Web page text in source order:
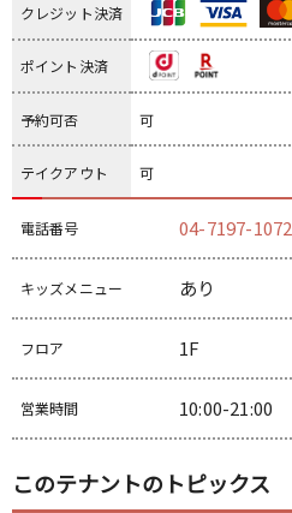
クレジット決済
ポイント決済
予約可否 可
テイクアウト 可
電話番号 04-7197-1072
キッズメニュー あり
フロア 1F
営業時間 10:00-21:00
このテナントのトピックス